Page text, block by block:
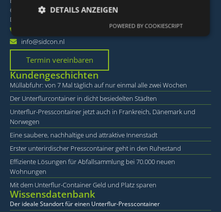
6546 AS Nijmegen
Die Niederlande
info@sidcon.nl
Termin vereinbaren
Kundengeschichten
Müllabfuhr: von 7 Mal täglich auf nur einmal alle zwei Wochen
Der Unterflurcontainer in dicht besiedelten Städten
Unterflur-Presscontainer jetzt auch in Frankreich, Dänemark und
Norwegen
Eine saubere, nachhaltige und attraktive Innenstadt
Erster unterirdischer Presscontainer geht in den Ruhestand
Effiziente Lösungen für Abfallsammlung bei 70.000 neuen
Wohnungen
Mit dem Unterflur-Container Geld und Platz sparen
Wissensdatenbank
Der ideale Standort für einen Unterflur-Presscontainer
DETAILS ANZEIGEN
Unbedingt erforderlich
Targeting
Funktionalität
Unbedingt erforderliche Cookies ermöglichen
wesentliche Kernfunktionen der Website wie die
Benutzeranmeldung und die Kontoverwaltung.
Ohne die unbedingt erforderlichen Cookies kann
die Website nicht ordnungsgemäß verwendet
Name
Anbieter /
Domäne
Ablaufdatum
LinkedIn
Corporation
POWERED BY COOKIESCRIPT